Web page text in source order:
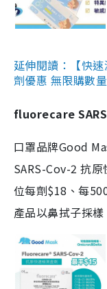
延伸閱讀：【快
劑優惠 無限購數
fluorecare
口罩品牌Good
SARS-Cov-2 抗
位每劑$18、每
產品以鼻拭子採